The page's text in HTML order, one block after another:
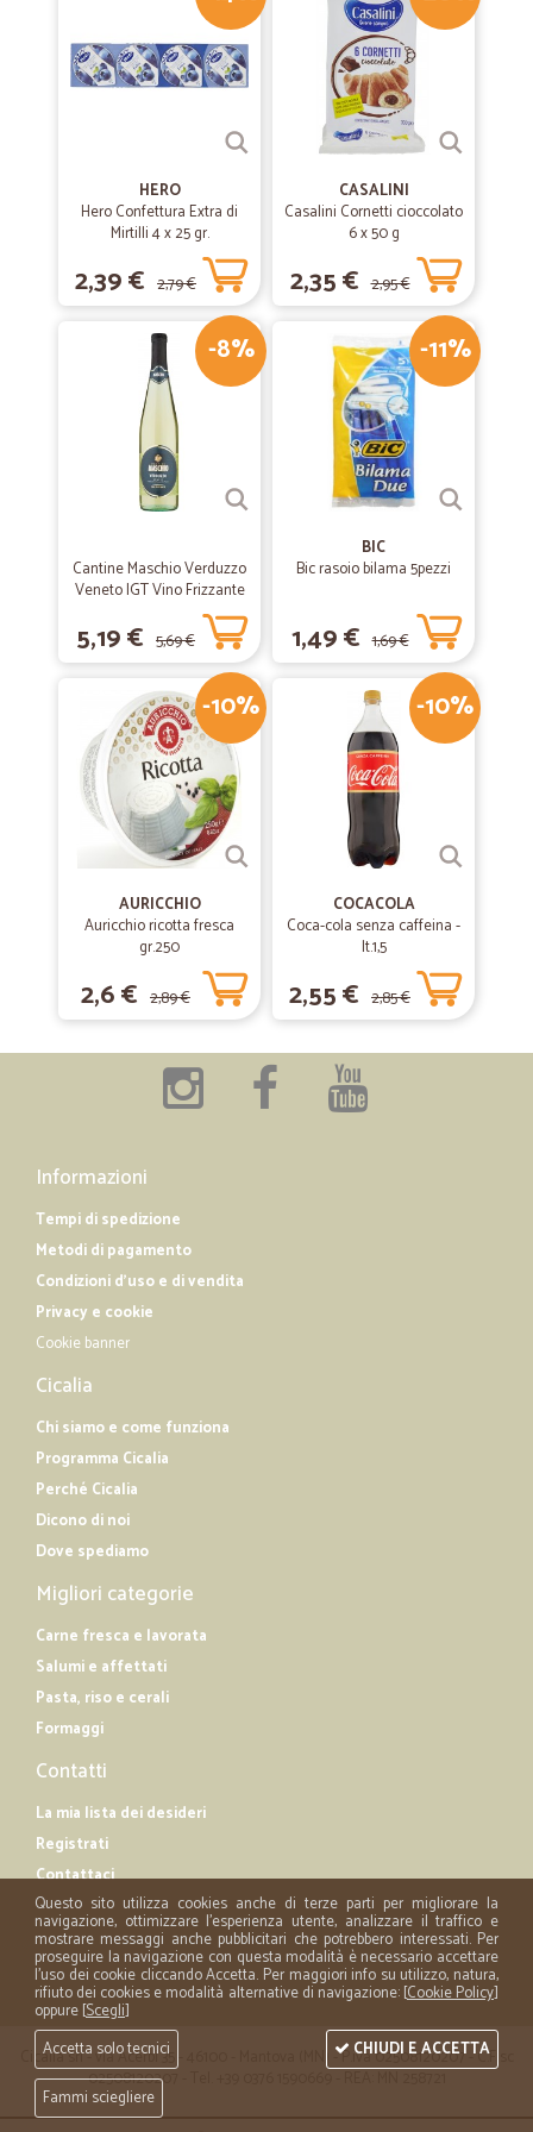
HERO
Hero Confettura Extra di
Mirtilli 4 x 25 gr.
2,39 € 2,79 €
CASALINI
Casalini Cornetti cioccolato
6 x 50 g
2,35 € 2,95 €
-8%
Cantine Maschio Verduzzo
Veneto IGT Vino Frizzante
5,19 € 5,69 €
-11%
BIC
Bic rasoio bilama 5pezzi
1,49 € 1,69 €
-10%
AURICCHIO
Auricchio ricotta fresca
gr.250
2,6 € 2,89 €
-10%
COCACOLA
Coca-cola senza caffeina -
lt.1,5
2,55 € 2,85 €
Informazioni
Tempi di spedizione
Metodi di pagamento
Condizioni d'uso e di vendita
Privacy e cookie
Cookie banner
Cicalia
Chi siamo e come funziona
Programma Cicalia
Perché Cicalia
Dicono di noi
Dove spediamo
Migliori categorie
Carne fresca e lavorata
Salumi e affettati
Pasta, riso e cerali
Formaggi
Contatti
La mia lista dei desideri
Registrati
Contattaci
Cicalia srl - via Acerbi 35 - 46100 - Mantova (MN) - P.iva 02508120207 - C.Fisc
02508120207 - Tel. +39 0376 1590669 - REA: MN 258721
Questo sito utilizza cookies anche di terze parti per migliorare la
navigazione, ottimizzare l'esperienza utente, analizzare il traffico e
mostrare messaggi anche pubblicitari che potrebbero interessati. Per
proseguire la navigazione con questa modalità è necessario accettare
l'uso dei cookie cliccando Accetta. Per maggiori info su utilizzo, natura,
rifiuto dei cookies e modalità alternative di navigazione: [Cookie Policy]
oppure [Scegli]
Accetta solo tecnici
Fammi sciegliere
CHIUDI E ACCETTA